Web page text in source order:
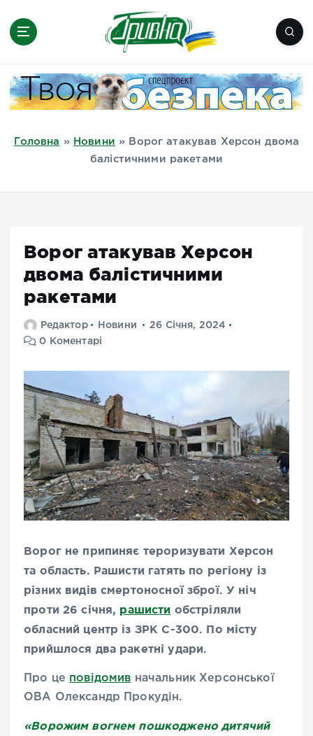
Миколаїв, Одеса, Мелітополь
Головна » Новини »
Ворог атакував Херсон двома
балістичними ракетами
Ворог атакував Херсон
двома балістичними
ракетами
Редактор Новини
26 Січня, 2024
0 Коментарі
Ворог не припиняє тероризувати Херсон
та область. Рашисти гатять по регіону із
різних видів смертоносної зброї. У ніч
проти 26 січня, рашисти обстріляли
обласний центр із ЗРК С-300. По місту
прийшлося два ракетні удари.
Про це повідомив начальник Херсонської
ОВА Олександр Прокудін.
«Ворожим вогнем пошкоджено дитячий